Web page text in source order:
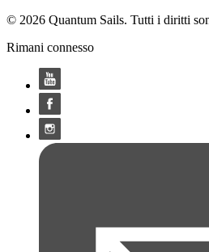
© 2026 Quantum Sails. Tutti i diritti
Rimani connesso